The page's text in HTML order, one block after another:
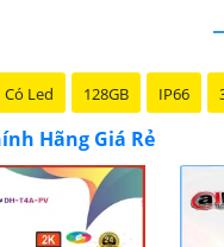
Có Led 128GB IP66
Hãng Giá Rẻ